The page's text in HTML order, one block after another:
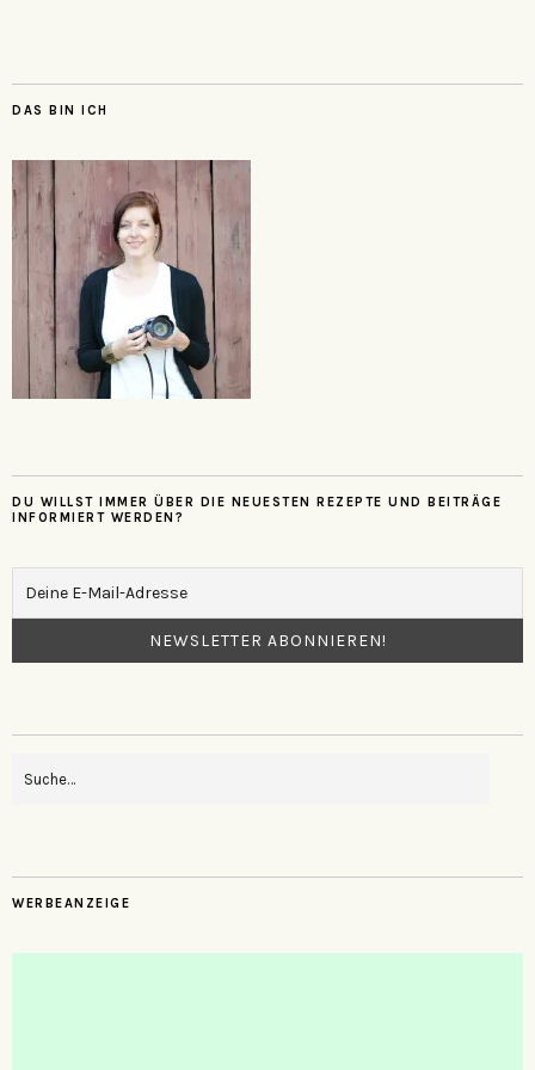
DAS BIN ICH
DU WILLST IMMER ÜBER DIE NEUESTEN REZEPTE UND BEITRÄGE
INFORMIERT WERDEN?
WERBEANZEIGE